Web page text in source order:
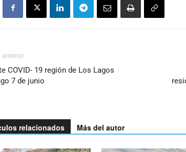
anterior
COVID- 19 región de Los Lagos
7 de junio
relacionados Más del autor